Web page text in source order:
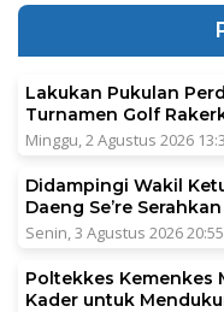
Lakukan Pukulan
Turnamen Golf
Minggu, 2 Agustus 2026
Didampingi Wakil
Daeng Se’re
Senin, 3 Agustus 2026
Poltekkes Kemenkes
Kader untuk